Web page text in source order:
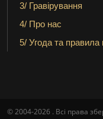
3/ Гравірування
4/ Про нас
5/ Угода та правила
© 2004-2026 . Всі права